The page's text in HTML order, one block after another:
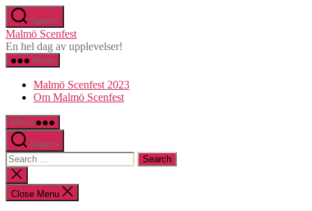
Skip
to
the
content
Search
Malmö Scenfest
En hel dag av upplevelser!
Menu
Malmö Scenfest 2023
Om Malmö Scenfest
Menu
Search
Search
for:
Close
search
Close Menu